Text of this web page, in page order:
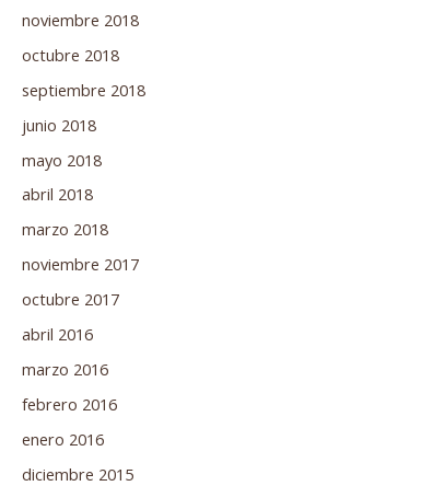
noviembre 2018
octubre 2018
septiembre 2018
junio 2018
mayo 2018
abril 2018
marzo 2018
noviembre 2017
octubre 2017
abril 2016
marzo 2016
febrero 2016
enero 2016
diciembre 2015